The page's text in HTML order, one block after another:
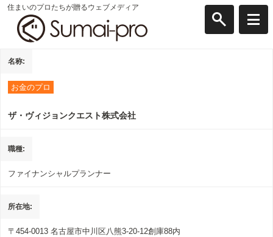
住まいのプロたちが贈るウェブメディア
名称
お金のプロ
ザ・ヴィジョンクエスト株式会社
職種
ファイナンシャルプランナー
所在地
〒454-0013 名古屋市中川区八熊3-20-12創庫88内